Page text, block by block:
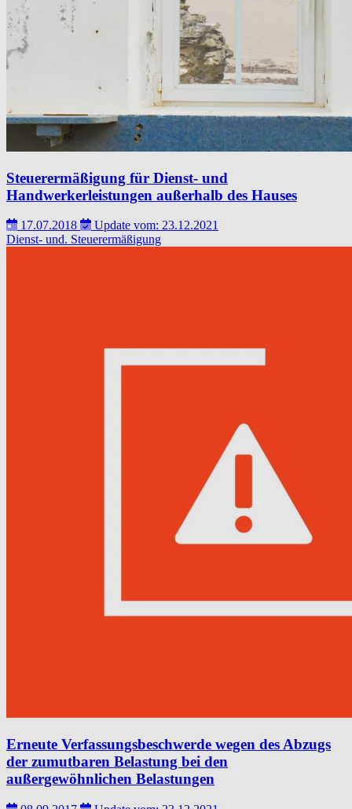
Steuerermäßigung für Dienst- und
Handwerkerleistungen außerhalb des Hauses
17.07.2018
Update vom: 23.12.2021
Dienst- und. Steuerermäßigung
Erneute Verfassungsbeschwerde wegen des Abzugs
der zumutbaren Belastung bei den
außergewöhnlichen Belastungen